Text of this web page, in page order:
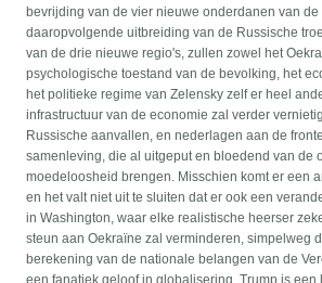
bevrijding van de vier nieuwe onderdanen van de
daaropvolgende uitbreiding van de Russische
van de drie nieuwe regio's, zullen zowel het
psychologische toestand van de bevolking, het
het politieke regime van Zelensky zelf er heel
infrastructuur van de economie zal verder
Russische aanvallen, en nederlagen aan de
samenleving, die al uitgeput en bloedend van de
moedeloosheid brengen. Misschien komt er een
en het valt niet uit te sluiten dat er ook een
in Washington, waar elke realistische heerser
steun aan Oekraïne zal verminderen, simpelweg
berekening van de nationale belangen van de
een fanatiek geloof in globalisering. Trump is